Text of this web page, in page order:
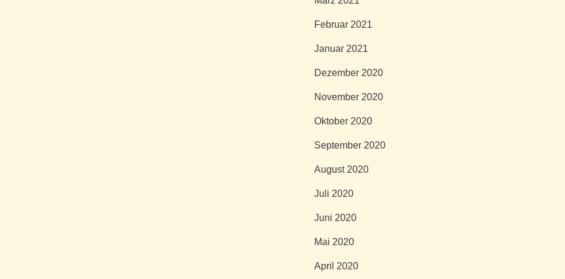
Februar 2021
Januar 2021
Dezember 2020
November 2020
Oktober 2020
September 2020
August 2020
Juli 2020
Juni 2020
Mai 2020
April 2020